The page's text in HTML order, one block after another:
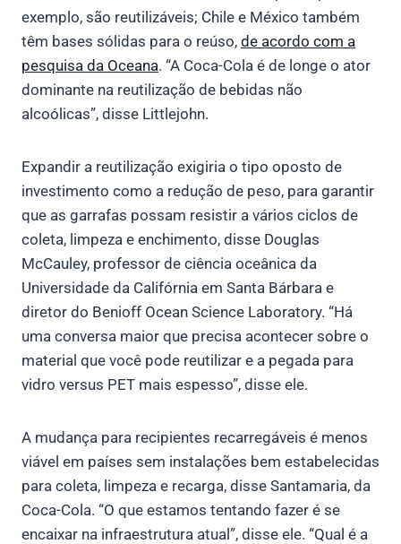
exemplo, são reutilizáveis; Chile e México também
têm bases sólidas para o reúso, de acordo com a
pesquisa da Oceana. “A Coca-Cola é de longe o ator
dominante na reutilização de bebidas não
alcoólicas”, disse Littlejohn.
Expandir a reutilização exigiria o tipo oposto de
investimento como a redução de peso, para garantir
que as garrafas possam resistir a vários ciclos de
coleta, limpeza e enchimento, disse Douglas
McCauley, professor de ciência oceânica da
Universidade da Califórnia em Santa Bárbara e
diretor do Benioff Ocean Science Laboratory. “Há
uma conversa maior que precisa acontecer sobre o
material que você pode reutilizar e a pegada para
vidro versus PET mais espesso”, disse ele.
A mudança para recipientes recarregáveis é menos
viável em países sem instalações bem estabelecidas
para coleta, limpeza e recarga, disse Santamaria, da
Coca-Cola. “O que estamos tentando fazer é se
encaixar na infraestrutura atual”, disse ele. “Qual é a